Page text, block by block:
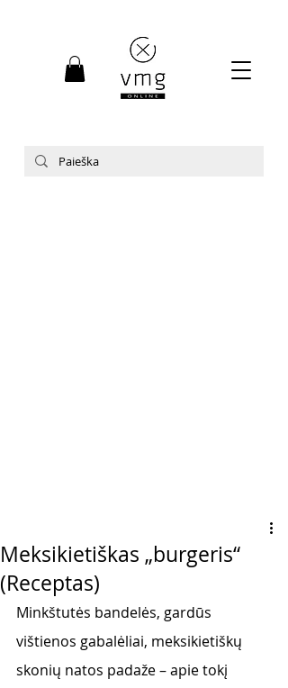
Meksikietiškas „burgeris“
(Receptas)
Minkštutės bandelės, gardūs
vištienos gabalėliai, meksikietiškų
skonių natos padaže – apie tokį